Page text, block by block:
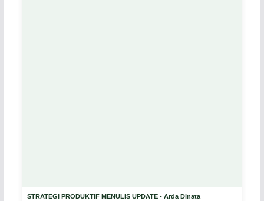
STRATEGI PRODUKTIF MENULIS UPDATE - Arda Dinata